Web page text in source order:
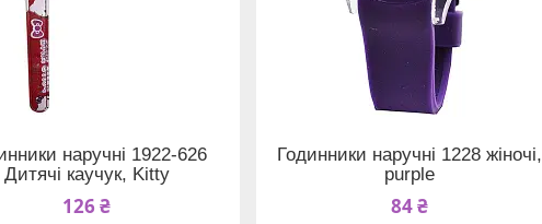
наручні 1922-626
Дитячі каучук, Kitty
126 ₴
Годинники наручні 1228 жіночі,
purple
84 ₴